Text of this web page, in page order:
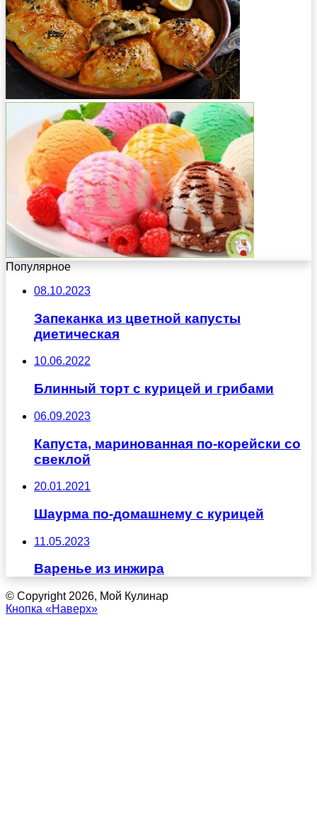
Популярное
08.10.2023
Запеканка из цветной капусты
диетическая
10.06.2022
Блинный торт с курицей и грибами
06.09.2023
Капуста, маринованная по-корейски со
свеклой
20.01.2021
Шаурма по-домашнему с курицей
11.05.2023
Варенье из инжира
© Copyright 2026, Мой Кулинар
Кнопка «Наверх»